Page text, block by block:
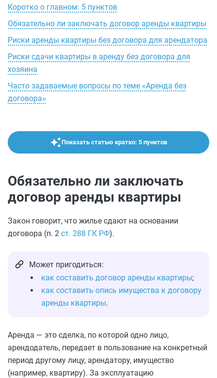
Коротко о главном: 5 пунктов
Обязательно ли заключать договор аренды квартиры
Риски аренды квартиры без договора для арендатора
Риски сдачи квартиры в аренду без договора для
хозяина
Часто задаваемые вопросы по теме «Аренда без
договора»
Показать статью кратко: 5 пунктов
Обязательно ли заключать
договор аренды квартиры
Закон говорит, что жилье сдают на основании
договора (п. 2 ст. 288 ГК РФ).
Может пригодиться:
как составить договор аренды квартиры;
как составить опись имущества к договору
аренды квартиры.
Аренда — это сделка, по которой одно лицо,
арендодатель, передает в пользование на конкретный
период другому лицу, арендатору, имущество
(например, квартиру). За эксплуатацию